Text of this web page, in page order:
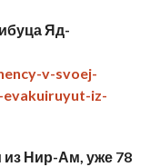
Яд-
v-svoej-
iz-
Нир-Ам, уже 78